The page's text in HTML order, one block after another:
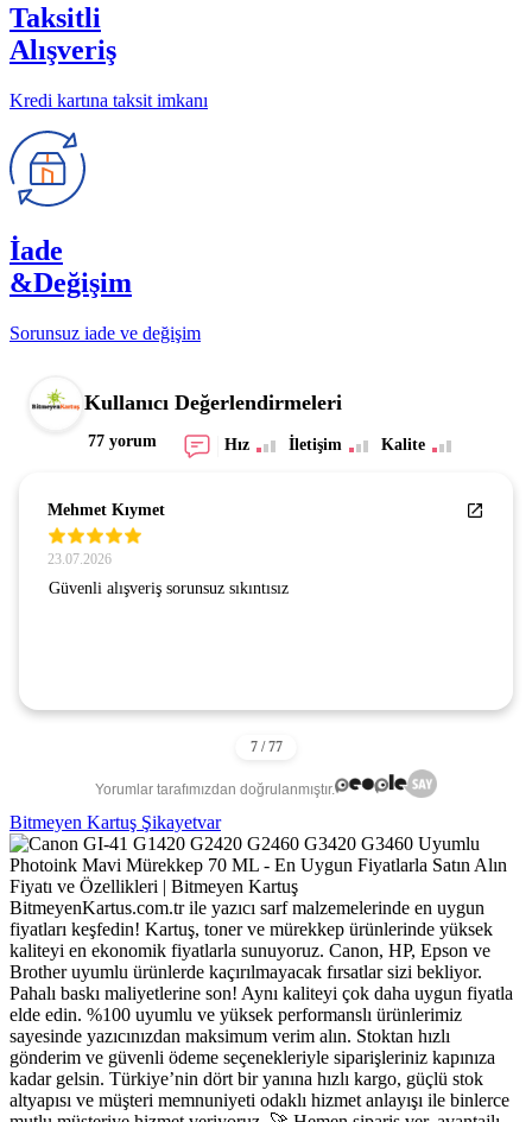
Taksitli
Alışveriş
Kredi kartına taksit imkanı
İade
&Değişim
Sorunsuz iade ve değişim
Kullanıcı Değerlendirmeleri
77 yorum Hız İletişim Kalite
Mehmet Kıymet
23.07.2026
Güvenli alışveriş sorunsuz sıkıntısız
Yorumlar tarafımızdan doğrulanmıştır.
Bitmeyen Kartuş Şikayetvar
BitmeyenKartus.com.tr ile yazıcı sarf malzemelerinde en uygun
fiyatları keşfedin! Kartuş, toner ve mürekkep ürünlerinde yüksek
kaliteyi en ekonomik fiyatlarla sunuyoruz. Canon, HP, Epson ve
Brother uyumlu ürünlerde kaçırılmayacak fırsatlar sizi bekliyor.
Pahalı baskı maliyetlerine son! Aynı kaliteyi çok daha uygun fiyatla
elde edin. %100 uyumlu ve yüksek performanslı ürünlerimiz
sayesinde yazıcınızdan maksimum verim alın. Stoktan hızlı
gönderim ve güvenli ödeme seçenekleriyle siparişleriniz kapınıza
kadar gelsin. Türkiye’nin dört bir yanına hızlı kargo, güçlü stok
altyapısı ve müşteri memnuniyeti odaklı hizmet anlayışı ile binlerce